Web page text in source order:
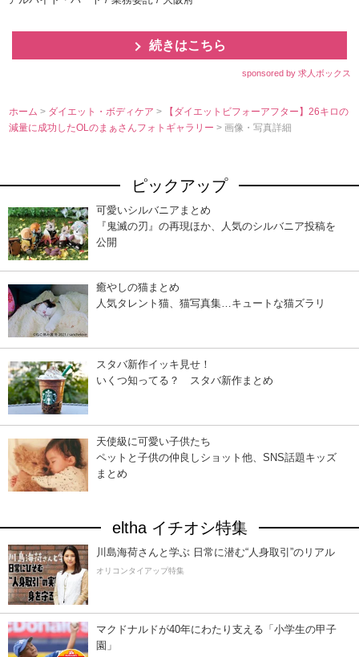
続きはこちら
sponsored by 求人ボックス
ホーム > ダイエット・ボディケア>
【ダイエットビフォーアフター】26キロの
減量に成功したOLのまぁさんフォトギャラリー> 画像・写真詳細
ピックアップ
可愛いシルバニアまとめ
『鬼滅の刃』の再現ほか、人気のシルバニア投稿を
公開
癒やしの猫まとめ
人気タレント猫、猫写真集…キュートな猫ズラリ
スタバ新作イッキ見せ！
いくつ知ってる？ スタバ新作まとめ
天使級に可愛い子供たち
ペットと子供の仲良しショット他、SNS話題キッズ
まとめ
eltha イチオシ特集
川島海荷さんと学ぶ 日常に潜む“人身取引”のリアル
オリコンタイアップ特集
マクドナルドが40年にわたり支える「小学生の甲子
園」